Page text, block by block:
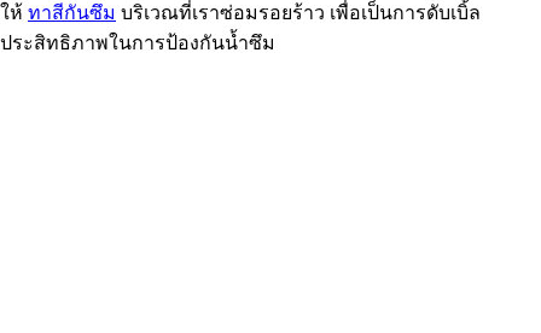
ให้ ทาสีกันซึม บริเวณที่เราซ่อมรอยร้าว เพื่อเป็นการดับเบิ้ล
ประสิทธิภาพในการป้องกันน้ำซึม